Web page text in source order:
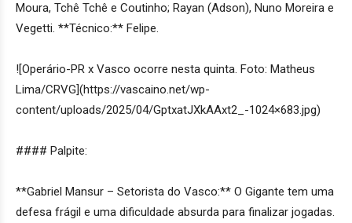
Moura, Tchê Tchê e Coutinho; Rayan (Adson), Nuno Moreira e
Vegetti. **Técnico:** Felipe.
![Operário-PR x Vasco ocorre nesta quinta. Foto: Matheus
Lima/CRVG](https://vascaino.net/wp-
content/uploads/2025/04/GptxatJXkAAxt2_-1024×683.jpg)
#### Palpite:
**Gabriel Mansur – Setorista do Vasco:** O Gigante tem uma
defesa frágil e uma dificuldade absurda para finalizar jogadas.